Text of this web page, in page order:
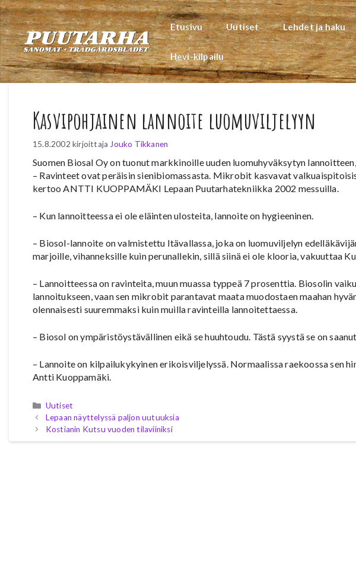
Siirry
sisältöön
Etusivu Uutiset Lehdet ja haku
Hevi-kilpailu
Kasvipohjainen lannoite luomuviljelyyn
15.8.2002 kirjoittaja Jouko Tikkanen
Suomen Biosal Oy on tuonut markkinoille uuden luomuhyväksytyn
– Ravinteet ovat peräisin sienibiomassasta. Mikrobit kasvavat
kertoo ANTTI KUOPPAMÄKI Lepaan Puutarhatekniikka 2002 messuilla.
– Kun lannoitteessa ei ole eläinten ulosteita, lannoite on hygieeninen.
– Biosol-lannoite on valmistettu Itävallassa, joka on luomuviljelyn
marjoille, vihanneksille kuin perunallekin, sillä siinä ei ole klooria, vakuuttaa
– Lannoitteessa on ravinteita, muun muassa typpeä 7 prosenttia. Biosolin
lannoitukseen, vaan sen mikrobit parantavat maata muodostaen maahan
olennaisesti suuremmaksi kuin muilla ravinteilla lannoitettaessa.
– Biosol on ympäristöystävällinen eikä se huuhtoudu. Tästä syystä se on
– Lannoite on kilpailukykyinen erikoisviljelyssä. Normaalissa raekoossa sen
Antti Kuoppamäki.
Kategoriat
Uutiset
Lepaan näyttelyssä paljon uutuuksia
Kostianin Kutsu vuoden tilaviiniksi